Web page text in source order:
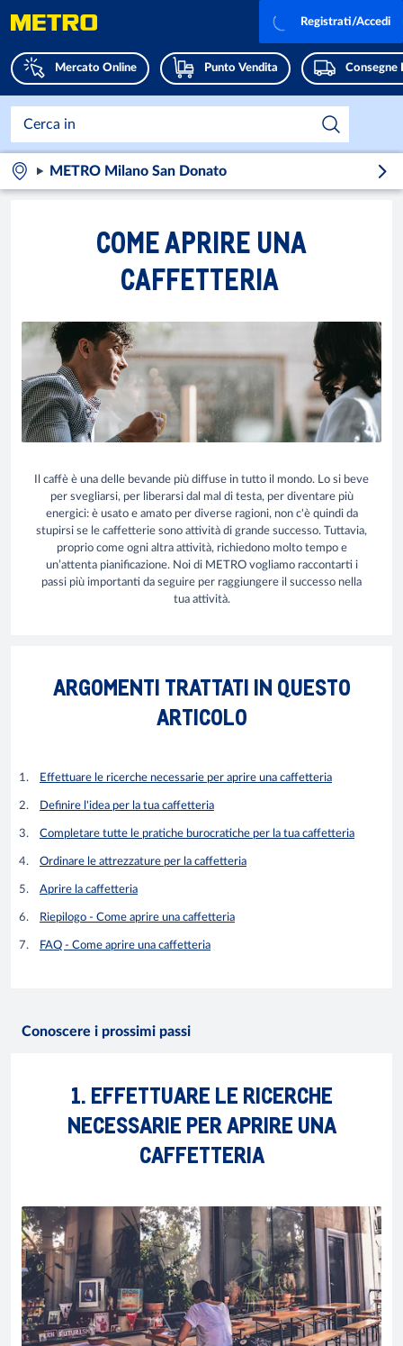
Mercato Online Punto Vendita Consegne
Registrati/Accedi
METRO Milano San Donato
COME APRIRE UNA
CAFFETTERIA
Il caffè è una delle bevande più diffuse in tutto il mondo. Lo si beve
per svegliarsi, per liberarsi dal mal di testa, per diventare più
energici: è usato e amato per diverse ragioni, non c'è quindi da
stupirsi se le caffetterie sono attività di grande successo. Tuttavia,
proprio come ogni altra attività, richiedono molto tempo e
un’attenta pianificazione. Noi di METRO vogliamo raccontarti i
passi più importanti da seguire per raggiungere il successo nella
tua attività.
ARGOMENTI TRATTATI IN QUESTO
ARTICOLO
Effettuare le ricerche necessarie per aprire una caffetteria
Definire l'idea per la tua caffetteria
Completare tutte le pratiche burocratiche per la tua caffetteria
Ordinare le attrezzature per la caffetteria
Aprire la caffetteria
Riepilogo - Come aprire una caffetteria
FAQ - Come aprire una caffetteria
Conoscere i prossimi passi
1. EFFETTUARE LE RICERCHE
NECESSARIE PER APRIRE UNA
CAFFETTERIA